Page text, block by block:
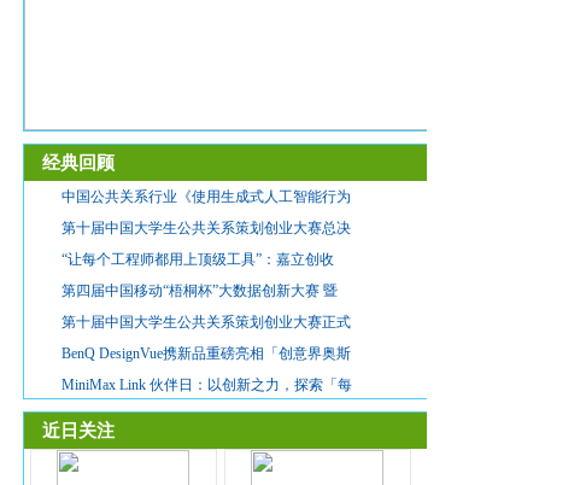
经典回顾
中国公共关系行业《使用生成式人工智能行为
第十届中国大学生公共关系策划创业大赛总决
“让每个工程师都用上顶级工具”：嘉立创收
第四届中国移动“梧桐杯”大数据创新大赛 暨
第十届中国大学生公共关系策划创业大赛正式
BenQ DesignVue携新品重磅亮相「创意界奥斯
MiniMax Link 伙伴日：以创新之力，探索「每
近日关注